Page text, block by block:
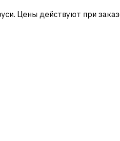
Цены действуют при